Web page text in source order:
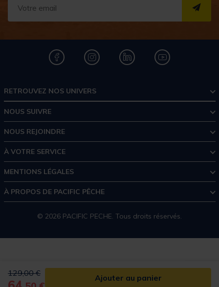
Price reduced from
129,00 €to
Ajouter au panier
RETROUVEZ NOS UNIVERS
NOUS SUIVRE
NOUS REJOINDRE
À VOTRE SERVICE
MENTIONS LÉGALES
À PROPOS DE PACIFIC PÊCHE
© 2026 PACIFIC PECHE. Tous droits réservés.